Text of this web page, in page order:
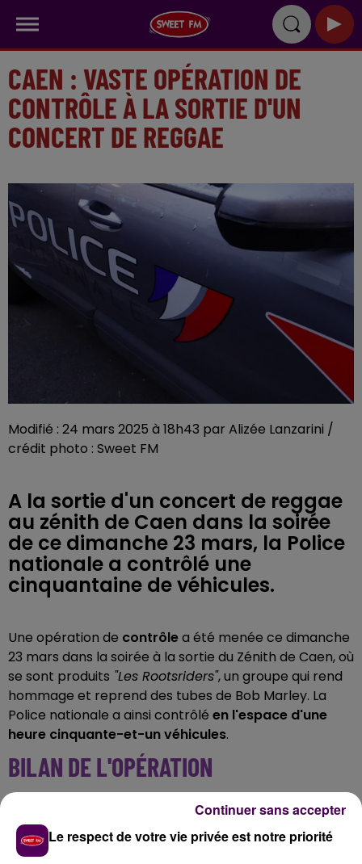
CAEN : VASTE OPÉRATION DE
CONTRÔLE À LA SORTIE D'UN
CONCERT DE REGGAE
Modifié : 24 mars 2025 à 18h43 par Alizée Lanzarini /
crédit photo : Sweet FM
A la sortie d'un concert de reggae
au zénith de Caen dans la soirée
de ce dimanche 23 mars, la Police
nationale a contrôlé une
cinquantaine de véhicules.
Une opération de contrôlea été menée ce dimanche
23 mars dans la soirée à la sortie du Zénith de Caen, où
se sont produits "Les Rootsriders", un groupe qui rend
hommage et reprend des tubes de Bob Marley. La
Police nationale a ainsi contrôlé en l'espace d'une
heure cinquante-et-un véhicules.
BILAN DE L'OPÉRATION
Les forces de l'ordre ont réalisévingt-quatre
dépistages de stupéfiants et d'alcoolémie
, qui ont
donné lieu àune procédure pour trafic de
Le respect de votre vie privée est notre priorité
Continuer sans accepter